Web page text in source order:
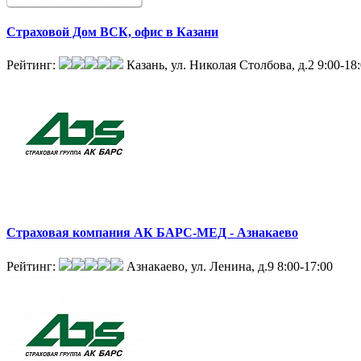
Страховой Дом ВСК, офис в Казани
Рейтинг: Казань, ул. Николая Столбова, д.2 9:00-
Страховая компания АК БАРС-МЕД - Азнакаево
Рейтинг: Азнакаево, ул. Ленина, д.9 8:00-17:00